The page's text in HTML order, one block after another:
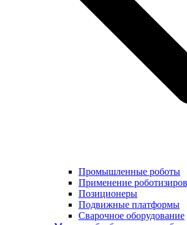
Промышленные роботы
Применение
Позиционеры
Подвижные платформы
Сварочное оборудование